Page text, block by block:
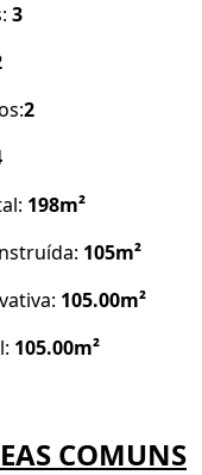
posto d saúde, e
dessa.
3
2
198m²
105m²
105.00m²
105.00m²
COMUNS